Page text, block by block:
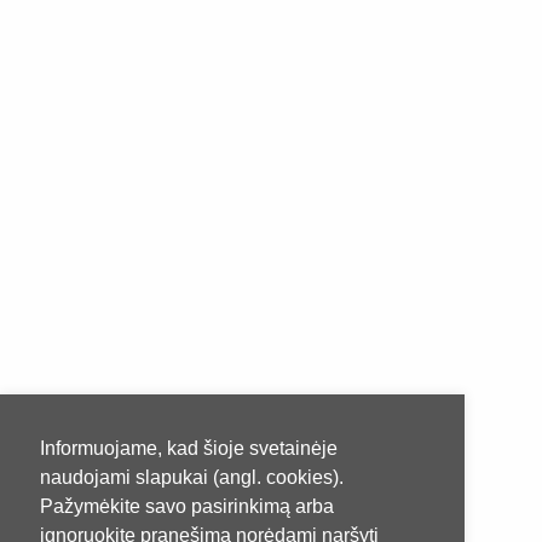
Informuojame, kad šioje svetainėje
naudojami slapukai (angl. cookies).
Pažymėkite savo pasirinkimą arba
ignoruokite pranešimą norėdami naršyti